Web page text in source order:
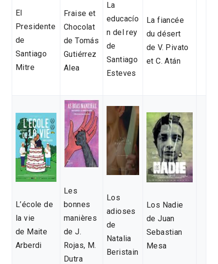
El
Presidente
de
Santiago
Mitre
Fraise et
Chocolat
de Tomás
Gutiérrez
Alea
La
educacío
n del rey
de
Santiago
Esteves
La fiancée
du désert
de V. Pivato
et C. Atán
L’école de
la vie
de Maite
Arberdi
Les
bonnes
manières
de J.
Rojas, M.
Dutra
Los
adioses
de
Natalia
Beristain
Los Nadie
de Juan
Sebastian
Mesa